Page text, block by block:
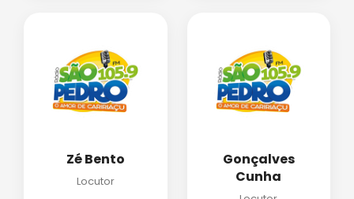
Zé Bento
Locutor
Gonçalves
Cunha